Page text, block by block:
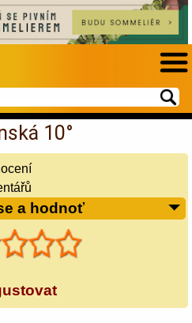
10°
a hodnoť